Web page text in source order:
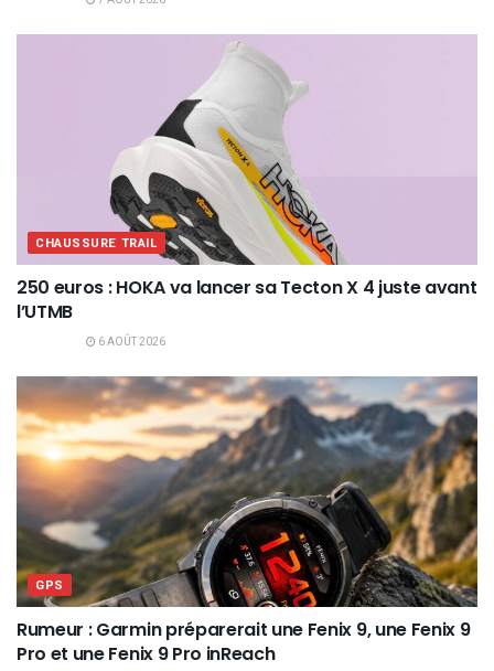
CHAUSSURE TRAIL
250 euros : HOKA va lancer sa Tecton X 4 juste avant
l’UTMB
6 AOÛT 2026
GPS
Rumeur : Garmin préparerait une Fenix 9, une Fenix 9
Pro et une Fenix 9 Pro inReach